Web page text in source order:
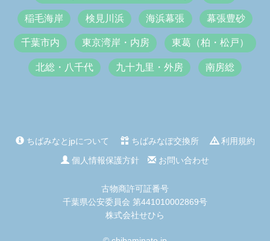
稲毛海岸 検見川浜 海浜幕張 幕張豊砂
千葉市内 東京湾岸・内房 東葛（柏・松戸）
北総・八千代 九十九里・外房 南房総
ちばみなとjpについて ちばみなぽ交換所
利用規約
個人情報保護方針
お問い合わせ
古物商許可証番号
千葉県公安委員会 第441010002869号
株式会社せひら